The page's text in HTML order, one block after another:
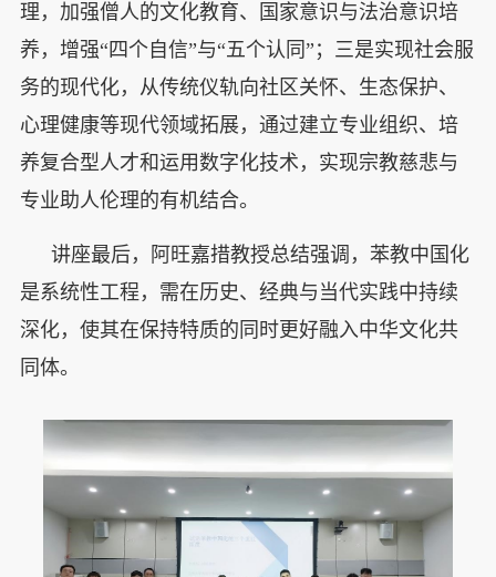
理，加强僧人的文化教育、国家意识与法治意识培
养，增强“四个自信”与“五个认同”；三是实现社会服
务的现代化，从传统仪轨向社区关怀、生态保护、
心理健康等现代领域拓展，通过建立专业组织、培
养复合型人才和运用数字化技术，实现宗教慈悲与
专业助人伦理的有机结合。
讲座最后，阿旺嘉措教授总结强调，苯教中国化
是系统性工程，需在历史、经典与当代实践中持续
深化，使其在保持特质的同时更好融入中华文化共
同体。